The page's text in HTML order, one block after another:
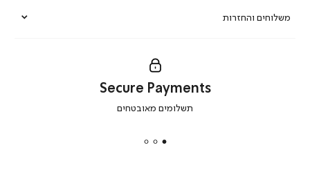
משלוחים והחזרות
secure
Secure Payments
תשלומים מאובטחים